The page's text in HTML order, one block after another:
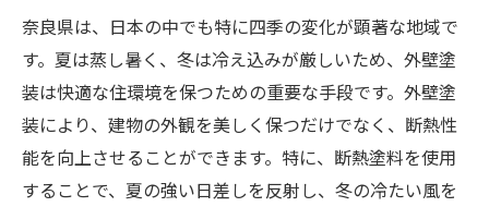
施工のプロセスとその注意点
断熱塗料の耐久性とメンテナンス方法
夏の暑さと冬の寒さを防ぐ外壁塗装の驚くべき
効果
季節に応じた外壁塗装のメリット
奈良県は、日本の中でも特に四季の変化が顕著な地域で
す。夏は蒸し暑く、冬は冷え込みが厳しいため、外壁塗
装は快適な住環境を保つための重要な手段です。外壁塗
装により、建物の外観を美しく保つだけでなく、断熱性
能を向上させることができます。特に、断熱塗料を使用
することで、夏の強い日差しを反射し、冬の冷たい風を